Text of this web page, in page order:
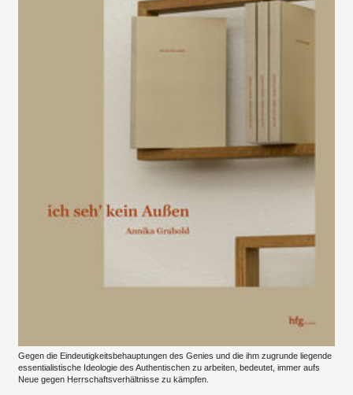
Gegen die Eindeutigkeitsbehauptungen des Genies und die ihm zugrunde liegende
essentialistische Ideologie des Authentischen zu arbeiten, bedeutet, immer aufs
Neue gegen Herrschaftsverhältnisse zu kämpfen.